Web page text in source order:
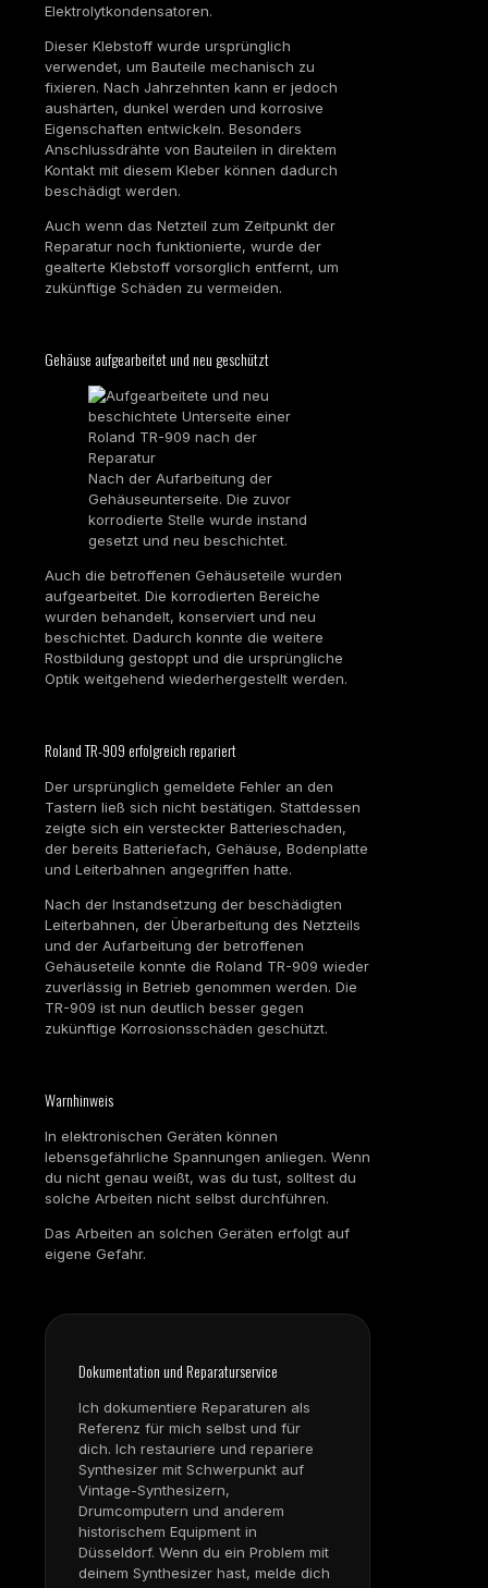
Elektrolytkondensatoren.
Dieser Klebstoff wurde ursprünglich
verwendet, um Bauteile mechanisch zu
fixieren. Nach Jahrzehnten kann er jedoch
aushärten, dunkel werden und korrosive
Eigenschaften entwickeln. Besonders
Anschlussdrähte von Bauteilen in direktem
Kontakt mit diesem Kleber können dadurch
beschädigt werden.
Auch wenn das Netzteil zum Zeitpunkt der
Reparatur noch funktionierte, wurde der
gealterte Klebstoff vorsorglich entfernt, um
zukünftige Schäden zu vermeiden.
Gehäuse aufgearbeitet und neu geschützt
Nach der Aufarbeitung der
Gehäuseunterseite. Die zuvor
korrodierte Stelle wurde instand
gesetzt und neu beschichtet.
Auch die betroffenen Gehäuseteile wurden
aufgearbeitet. Die korrodierten Bereiche
wurden behandelt, konserviert und neu
beschichtet. Dadurch konnte die weitere
Rostbildung gestoppt und die ursprüngliche
Optik weitgehend wiederhergestellt werden.
Roland TR-909 erfolgreich repariert
Der ursprünglich gemeldete Fehler an den
Tastern ließ sich nicht bestätigen. Stattdessen
zeigte sich ein versteckter Batterieschaden,
der bereits Batteriefach, Gehäuse, Bodenplatte
und Leiterbahnen angegriffen hatte.
Nach der Instandsetzung der beschädigten
Leiterbahnen, der Überarbeitung des Netzteils
und der Aufarbeitung der betroffenen
Gehäuseteile konnte die Roland TR-909 wieder
zuverlässig in Betrieb genommen werden. Die
TR-909 ist nun deutlich besser gegen
zukünftige Korrosionsschäden geschützt.
Warnhinweis
In elektronischen Geräten können
lebensgefährliche Spannungen anliegen. Wenn
du nicht genau weißt, was du tust, solltest du
solche Arbeiten nicht selbst durchführen.
Das Arbeiten an solchen Geräten erfolgt auf
eigene Gefahr.
Dokumentation und Reparaturservice
Ich dokumentiere Reparaturen als
Referenz für mich selbst und für
dich. Ich restauriere und repariere
Synthesizer mit Schwerpunkt auf
Vintage-Synthesizern,
Drumcomputern und anderem
historischem Equipment in
Düsseldorf. Wenn du ein Problem mit
deinem Synthesizer hast, melde dich